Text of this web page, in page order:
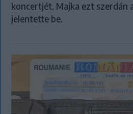
koncertjét. Majka ezt szerdán
jelentette be.